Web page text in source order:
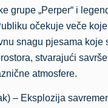
grupe „Perper“ i
očekuje veče
snagu pjesama koje
stvarajući
atmosfere.
– Eksplozija